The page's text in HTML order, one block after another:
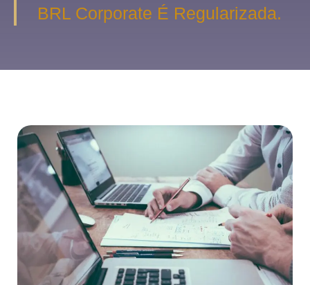
BRL Corporate É Regularizada.